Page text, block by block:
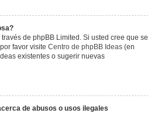
de phpBB Limited. Si usted cree que se
favor visite Centro de phpBB Ideas (en
existentes o sugerir nuevas
de abusos o usos ilegales